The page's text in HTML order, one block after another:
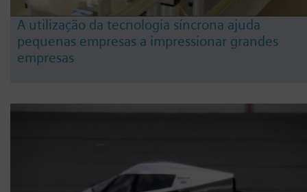
A utilização da tecnologia síncrona ajuda
pequenas empresas a impressionar grandes
empresas